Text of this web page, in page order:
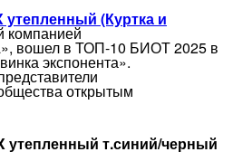
утепленный (Куртка и
компанией
в ТОП-10 БИОТ 2025 в
экспонента».
открытым
утепленный т.синий/черный